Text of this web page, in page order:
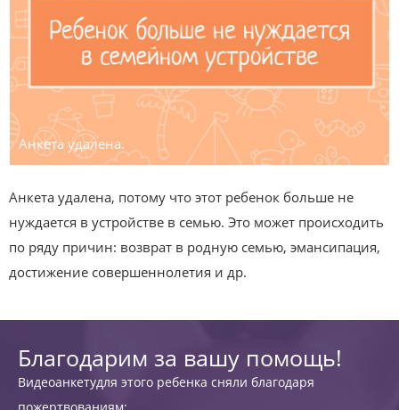
Анкета удалена.
Анкета удалена, потому что этот ребенок больше не
нуждается в устройстве в семью. Это может происходить
по ряду причин: возврат в родную семью, эмансипация,
достижение совершеннолетия и др.
Благодарим за вашу помощь!
Видеоанкетудля этого ребенка сняли благодаря